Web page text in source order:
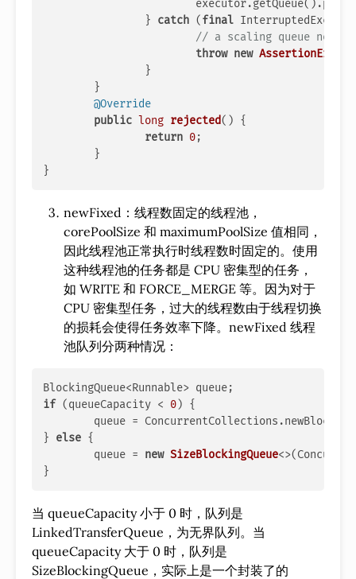
		}
catch (final
// a scaling queue
throw new AssertionError
@Override
public long rejected() {
return 0;
newFixed：线程数固定的线程池，
corePoolSize 和 maximumPoolSize 值相同，
因此线程池正常执行时线程数时固定的。使用
这种线程池的任务都是 CPU 密集型的任务，
如 WRITE 和 FORCE_MERGE 等。因为对于
CPU 密集型任务，过大的线程数由于线程切换
的损耗会使得任务效率下降。newFixed 线程
池队列分两种情况：
if (queueCapacity < 0) {
queue =
} else {
	queue =
new SizeBlockingQueue
当 queueCapacity 小于 0 时，队列是
LinkedTransferQueue，为无界队列。当
queueCapacity 大于 0 时，队列是
SizeBlockingQueue，实际上是一个封装了的